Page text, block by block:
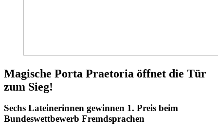
Magische Porta Praetoria öffnet die Tür
zum Sieg!
Sechs Lateinerinnen gewinnen 1. Preis beim
Bundeswettbewerb Fremdsprachen